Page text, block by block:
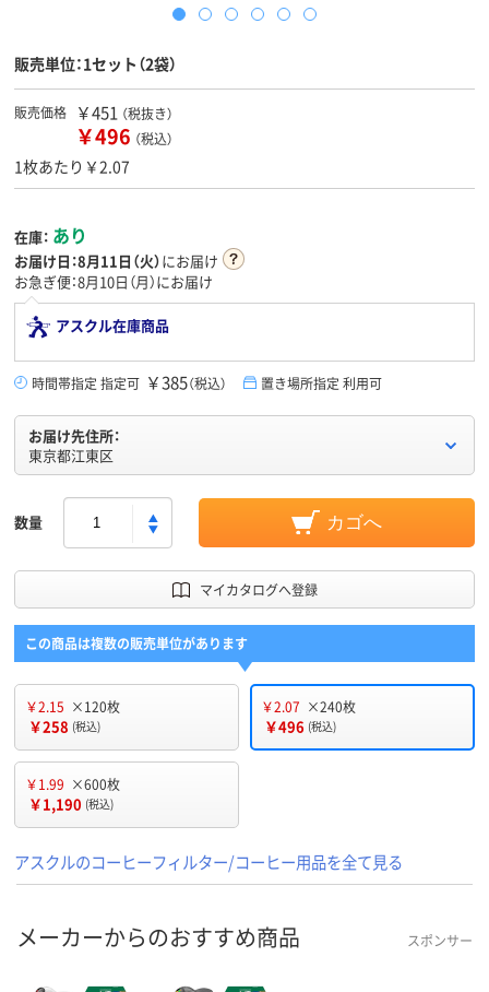
販売単位：1セット（2袋）
販売価格 ￥451 （税抜き）
￥496 （税込）
1枚あたり￥2.07
在庫： あり
お届け日：8月11日（火）にお届け
お急ぎ便：8月10日（月）にお届け
アスクル在庫商品
時間帯指定 指定可 ￥385（税込） 置き場所指定 利用可
お届け先住所：
東京都江東区
数量 カゴへ
マイカタログへ登録
この商品は複数の販売単位があります
￥2.15 ×120枚
￥258 (税込)
￥2.07 ×240枚
￥496 (税込)
￥1.99 ×600枚
￥1,190 (税込)
アスクルのコーヒーフィルター/コーヒー用品を全て見る
メーカーからのおすすめ商品 スポンサー